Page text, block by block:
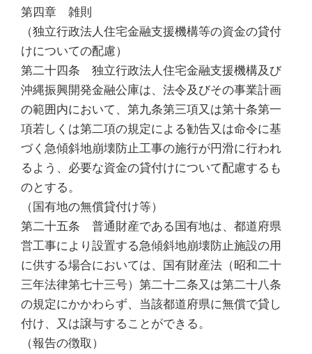
第四章 雑則
（独立行政法人住宅金融支援機構等の資金の貸付
けについての配慮）
第二十四条 独立行政法人住宅金融支援機構及び
沖縄振興開発金融公庫は、法令及びその事業計画
の範囲内において、第九条第三項又は第十条第一
項若しくは第二項の規定による勧告又は命令に基
づく急傾斜地崩壊防止工事の施行が円滑に行われ
るよう、必要な資金の貸付けについて配慮するも
のとする。
（国有地の無償貸付け等）
第二十五条 普通財産である国有地は、都道府県
営工事により設置する急傾斜地崩壊防止施設の用
に供する場合においては、国有財産法（昭和二十
三年法律第七十三号）第二十二条又は第二十八条
の規定にかかわらず、当該都道府県に無償で貸し
付け、又は譲与することができる。
（報告の徴取）